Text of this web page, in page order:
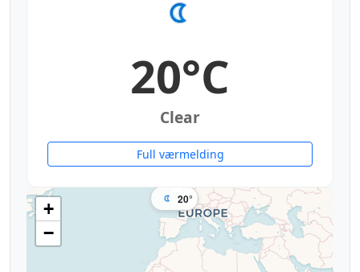
20°C
Clear
Full værmelding
20°
+
−